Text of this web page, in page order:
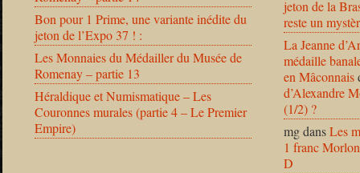
Bon pour 1 Prime, une variante inédite du
jeton de l’Expo 37 ! :
Les Monnaies du Médailler du Musée de
Romenay – partie 13
Héraldique et Numismatique – Les
Couronnes murales (partie 4 – Le Premier
Empire)
jeton de la
reste un
La Jeanne
médaille
en Mâconnais
d’Alexandre
(1/2) ?
mgdansLes
1 franc
D